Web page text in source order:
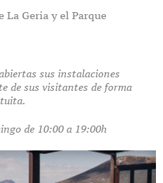
La Geria y el Parque
sus instalaciones
de sus visitantes de forma
de 10:00 a 19:00h